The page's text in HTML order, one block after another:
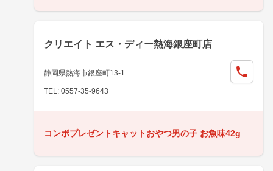
クリエイト エス・ディー熱海銀座町店
静岡県熱海市銀座町13-1
TEL: 0557-35-9643
コンボプレゼントキャットおやつ男の子 お魚味42g